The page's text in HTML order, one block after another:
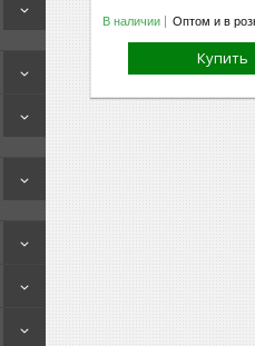
В наличии Оптом и в
Купить